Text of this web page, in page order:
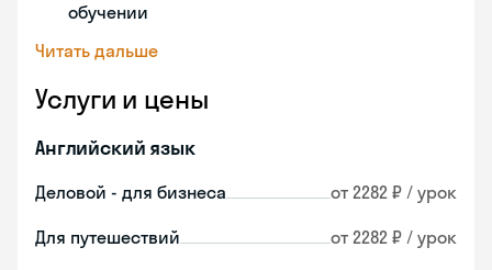
обучении
Читать дальше
Услуги и цены
Английский язык
Деловой - для бизнеса от 2282 ₽ / урок
Для путешествий от 2282 ₽ / урок